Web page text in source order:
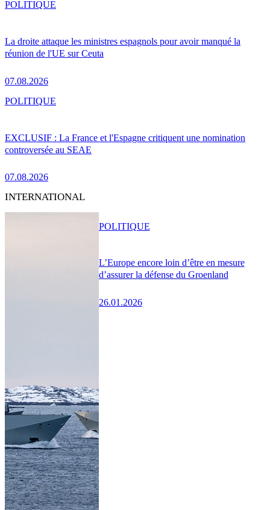
La droite attaque les ministres espagnols pour avoir manqué la
réunion de l'UE sur Ceuta
07.08.2026
POLITIQUE
EXCLUSIF : La France et l'Espagne critiquent une nomination
controversée au SEAE
07.08.2026
POLITIQUE
INTERNATIONAL
L’Europe encore loin d’être en mesure
d’assurer la défense du Groenland
26.01.2026
POLITIQUE